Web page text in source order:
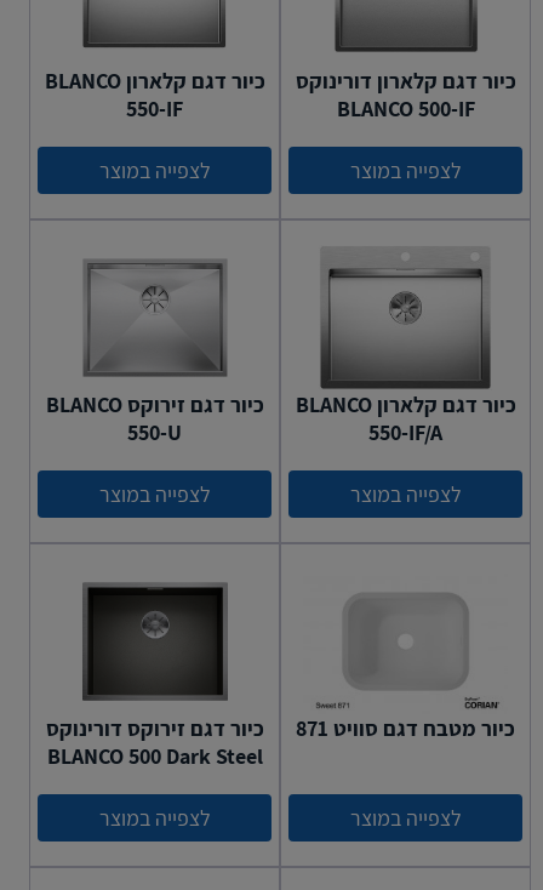
כיור דגם קלארון דורינוקס
BLANCO 500-IF
לצפייה במוצר
כיור דגם קלארון BLANCO
550-IF
לצפייה במוצר
כיור דגם קלארון BLANCO
550-IF/A
לצפייה במוצר
כיור דגם זירוקס BLANCO
550-U
לצפייה במוצר
כיור מטבח דגם סוויט 871
לצפייה במוצר
כיור דגם זירוקס דורינוקס
BLANCO 500 Dark Steel
לצפייה במוצר